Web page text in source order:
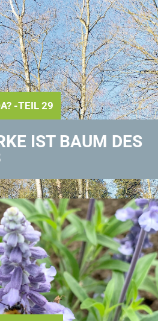
-TEIL 29
IST BAUM DES